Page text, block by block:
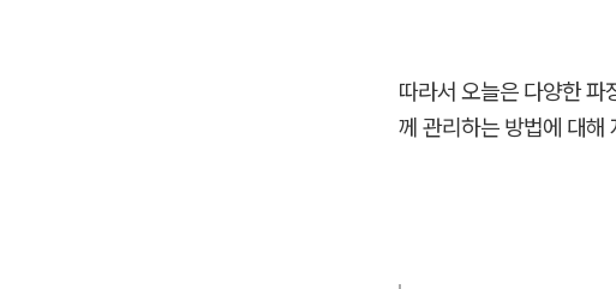
따라서 오늘은 다양한 파
께 관리하는 방법에 대해